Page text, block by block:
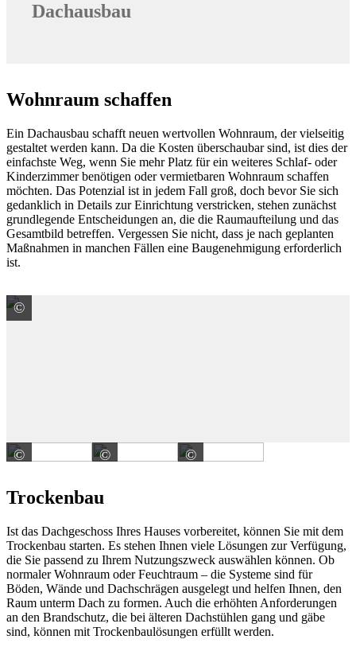
Dachausbau
Wohnraum schaffen
Ein Dachausbau schafft neuen wertvollen Wohnraum, der vielseitig
gestaltet werden kann. Da die Kosten überschaubar sind, ist dies der
einfachste Weg, wenn Sie mehr Platz für ein weiteres Schlaf- oder
Kinderzimmer benötigen oder vermietbaren Wohnraum schaffen
möchten. Das Potenzial ist in jedem Fall groß, doch bevor Sie sich
gedanklich in Details zur Einrichtung verstricken, stehen zunächst
grundlegende Entscheidungen an, die die Raumaufteilung und das
Gesamtbild betreffen. Vergessen Sie nicht, dass je nach geplanten
Maßnahmen in manchen Fällen eine Baugenehmigung erforderlich
ist.
©
© SAINT-GOBAIN ISOVER G+H AG
© VELUX Deutschland GmbH
©
Trockenbau
Ist das Dachgeschoss Ihres Hauses vorbereitet, können Sie mit dem
Trockenbau starten. Es stehen Ihnen viele Lösungen zur Verfügung,
die Sie passend zu Ihrem Nutzungszweck auswählen können. Ob
normaler Wohnraum oder Feuchtraum – die Systeme sind für
Böden, Wände und Dachschrägen ausgelegt und helfen Ihnen, den
Raum unterm Dach zu formen. Auch die erhöhten Anforderungen
an den Brandschutz, die bei älteren Dachstühlen gang und gäbe
sind, können mit Trockenbaulösungen erfüllt werden.